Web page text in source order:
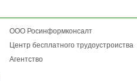
ООО Росинформконсалт
Центр бесплатного трудоустроиства
Агентство